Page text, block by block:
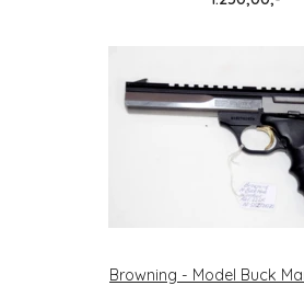
Browning - Model Buck